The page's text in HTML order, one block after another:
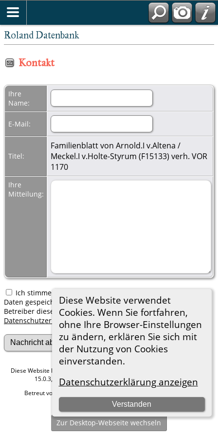
Roland Datenbank
Diese Website verwendet
Cookies. Wenn Sie fortfahren,
ohne Ihre Browser-Einstellungen
zu ändern, erklären Sie sich mit
der Nutzung von Cookies
einverstanden.
Datenschutzerklärung anzeigen
Verstanden
Kontakt
Ihre
Name:
E-Mail:
Titel:
Familienblatt von Arnold.I v.Altena /
Meckel.I v.Holte-Styrum (F15133) verh. VOR
1170
Ihre
Mitteilung:
Ich stimme zu, dass meine hier erfassten persönlichen
Daten gespeichert werden. Ich verstehe, dass ich jederzeit den
Betreiber dieser Website bitten kann, diese Daten zu löschen.
Datenschutzerklärung
Diese Website läuft mit
15.0.3, programmiert von Darrin Lythgoe © 2001-2026.
Betreut von
Hier geht es zum Impressum
Zur Desktop-Webseite wechseln